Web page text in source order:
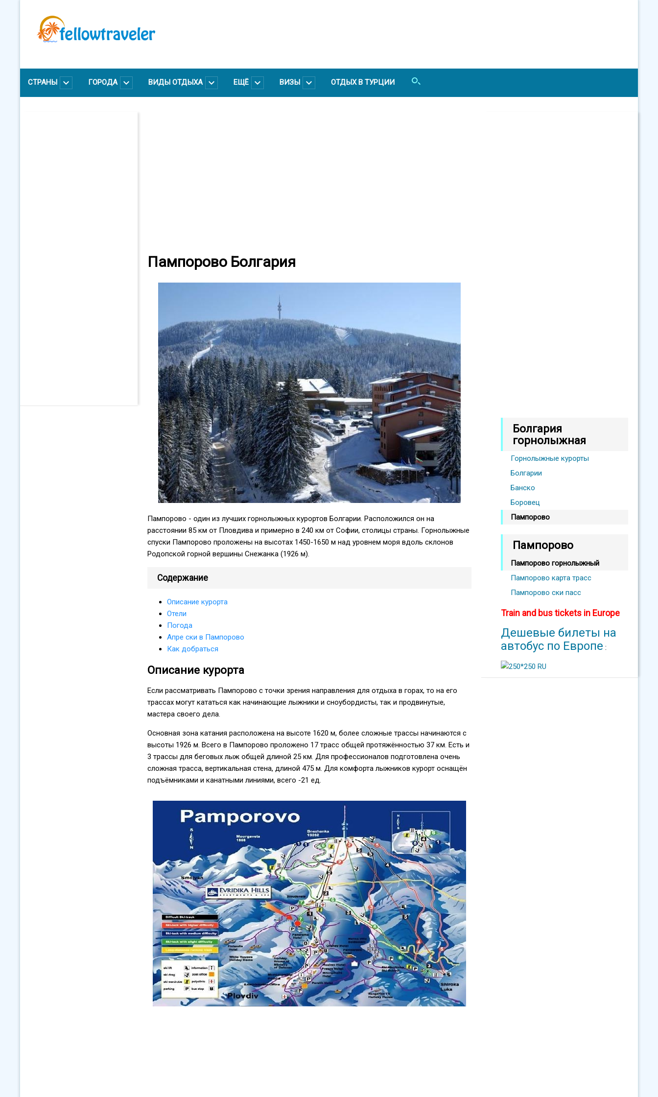
содержанию
СТРАНЫ ГОРОДА ВИДЫ ОТДЫХА ЕЩЁ ВИЗЫ ОТДЫХ В ТУРЦИИ
Пампорово Болгария
Пампорово - один из лучших горнолыжных курортов Болгарии. Расположился он на
расстоянии 85 км от Пловдива и примерно в 240 км от Софии, столицы страны. Горнолыжные
спуски Пампорово проложены на высотах 1450-1650 м над уровнем моря вдоль склонов
Родопской горной вершины Снежанка (1926 м).
Содержание
Описание курорта
Отели
Погода
Апре ски в Пампорово
Как добраться
Описание курорта
Если рассматривать Пампорово с точки зрения направления для отдыха в горах, то на его
трассах могут кататься как начинающие лыжники и сноубордисты, так и продвинутые,
мастера своего дела.
Основная зона катания расположена на высоте 1620 м, более сложные трассы начинаются с
высоты 1926 м. Всего в Пампорово проложено 17 трасс общей протяжённостью 37 км. Есть и
3 трассы для беговых лыж общей длиной 25 км. Для профессионалов подготовлена очень
сложная трасса, вертикальная стена, длиной 475 м. Для комфорта лыжников курорт оснащён
подъёмниками и канатными линиями, всего -21 ед.
Болгария
горнолыжная
Горнолыжные курорты
Болгарии
Банско
Боровец
Пампорово
Пампорово
Пампорово горнолыжный
Пампорово карта трасс
Пампорово ски пасс
Train and bus tickets in Europe
Дешевые билеты на
автобус по Европе :